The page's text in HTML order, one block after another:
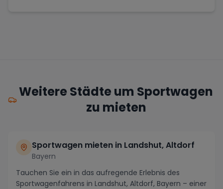
Weitere Städte um Sportwagen
zu mieten
Sportwagen mieten in Landshut, Altdorf
Bayern
Tauchen Sie ein in das aufregende Erlebnis des
Sportwagenfahrens in Landshut, Altdorf, Bayern – einer